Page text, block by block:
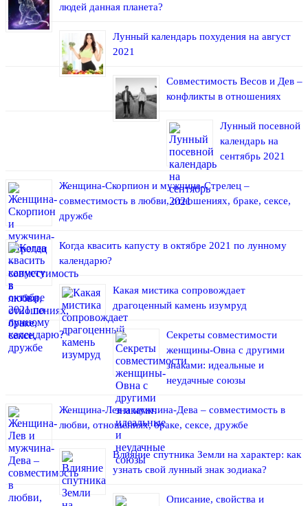
людей данная планета?
Лунный календарь похудения на август
2021
Совместимость Весов и Дев –
конфликты в отношениях
Лунный посевной
календарь на
сентябрь 2021
Женщина-Скорпион и мужчина-Стрелец –
совместимость в любви, отношениях, браке, сексе,
дружбе
Когда квасить капусту в октябре 2021 по лунному
календарю?
Какая мистика сопровождает
драгоценный камень изумруд
Секреты совместимости
женщины-Овна с другими
знаками: идеальные и
неудачные союзы
Женщина-Лев и мужчина-Дева – совместимость в
любви, отношениях, браке, сексе, дружбе
Влияние спутника Земли на характер: как
узнать свой лунный знак зодиака?
Описание, свойства и